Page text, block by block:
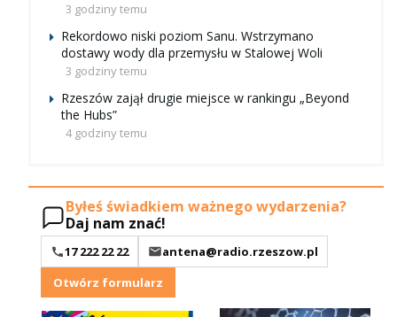
3 godziny temu
Rekordowo niski poziom Sanu. Wstrzymano
dostawy wody dla przemysłu w Stalowej Woli
3 godziny temu
Rzeszów zajął drugie miejsce w rankingu „Beyond
the Hubs”
4 godziny temu
Byłeś świadkiem ważnego wydarzenia?
Daj nam znać!
17 222 22 22
antena@radio.rzeszow.pl
Otwórz formularz